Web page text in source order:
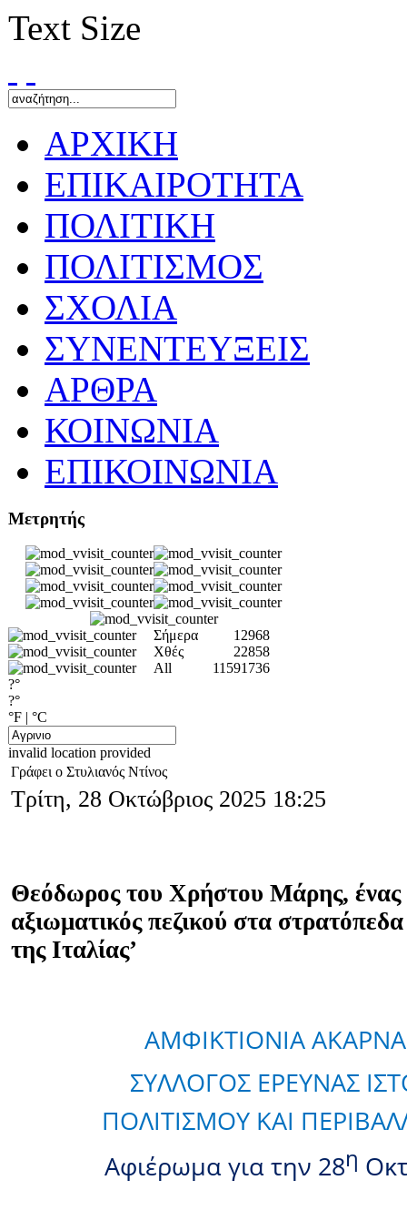
Text Size
ΑΡΧΙΚΗ
ΕΠΙΚΑΙΡΟΤΗΤΑ
ΠΟΛΙΤΙΚΗ
ΠΟΛΙΤΙΣΜΟΣ
ΣΧΟΛΙΑ
ΣΥΝΕΝΤΕΥΞΕΙΣ
ΑΡΘΡΑ
ΚΟΙΝΩΝΙΑ
ΕΠΙΚΟΙΝΩΝΙΑ
Μετρητής
Σήμερα
12968
Χθές
22858
All
11591736
?°
?°
°F | °C
invalid location provided
Γράφει ο Στυλιανός Ντίνος
Τρίτη, 28 Οκτώβριος 2025 18:25
Θεόδωρος του Χρήστου Μάρης, ένας
αξιωματικός πεζικού στα
της Ιταλίας’
ΑΜΦΙΚΤΙΟΝΙΑ
ΣΥΛΛΟΓΟΣ ΕΡΕΥΝΑΣ
ΠΟΛΙΤΙΣΜΟΥ ΚΑΙ
Αφιέρωμα για την 28η